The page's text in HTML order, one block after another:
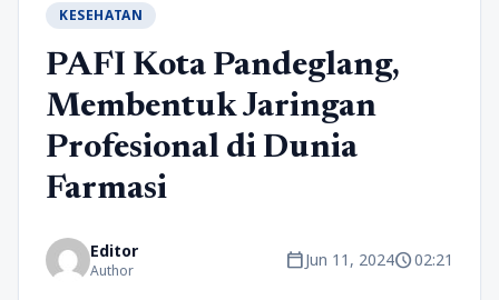
KESEHATAN
PAFI Kota Pandeglang,
Membentuk Jaringan
Profesional di Dunia
Farmasi
Editor
Author calendar_todayJun 11, 2024schedule02:21